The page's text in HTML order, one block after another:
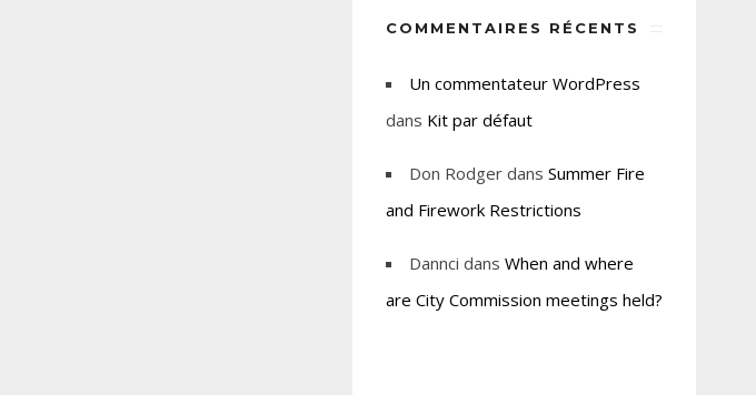
COMMENTAIRES RÉCENTS
Un commentateur WordPress
dans Kit par défaut
Don Rodger dansSummer Fire
and Firework Restrictions
Dannci dansWhen and where
are City Commission meetings held?